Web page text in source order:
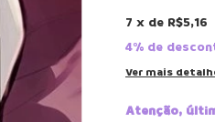
7 x de R$5,16
4% de
Ver mais
Atenção,